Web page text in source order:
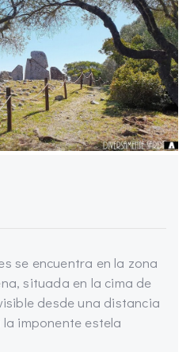
se encuentra en la zona
situada en la cima de
desde una distancia
imponente estela